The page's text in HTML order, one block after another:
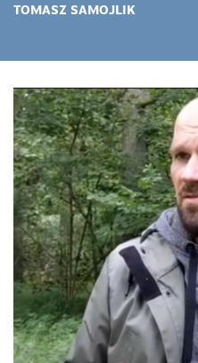
TOMASZ SAMOJLIK